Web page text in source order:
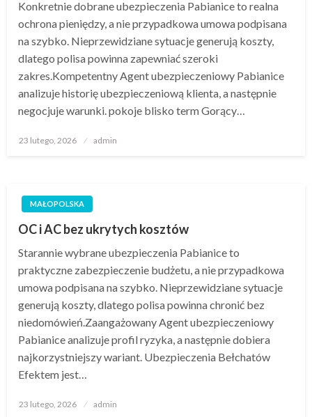
Konkretnie dobrane ubezpieczenia Pabianice to realna
ochrona pieniędzy, a nie przypadkowa umowa podpisana
na szybko. Nieprzewidziane sytuacje generują koszty,
dlatego polisa powinna zapewniać szeroki
zakres.Kompetentny Agent ubezpieczeniowy Pabianice
analizuje historię ubezpieczeniową klienta, a następnie
negocjuje warunki. pokoje blisko term Gorący…
Opublikowane
23 lutego, 2026 admin
MAŁOPOLSKA
OC i AC bez ukrytych kosztów
Starannie wybrane ubezpieczenia Pabianice to
praktyczne zabezpieczenie budżetu, a nie przypadkowa
umowa podpisana na szybko. Nieprzewidziane sytuacje
generują koszty, dlatego polisa powinna chronić bez
niedomówień.Zaangażowany Agent ubezpieczeniowy
Pabianice analizuje profil ryzyka, a następnie dobiera
najkorzystniejszy wariant. Ubezpieczenia Bełchatów
Efektem jest…
Opublikowane
23 lutego, 2026 admin